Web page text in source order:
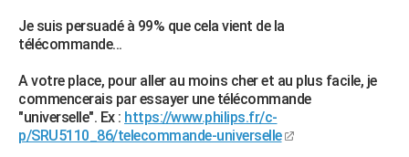
Je suis persuadé à 99% que cela vient de la
télécommande...
A votre place, pour aller au moins cher et au plus facile, je
commencerais par essayer une télécommande
"universelle". Ex : https://www.philips.fr/c-
p/SRU5110_86/telecommande-universelle